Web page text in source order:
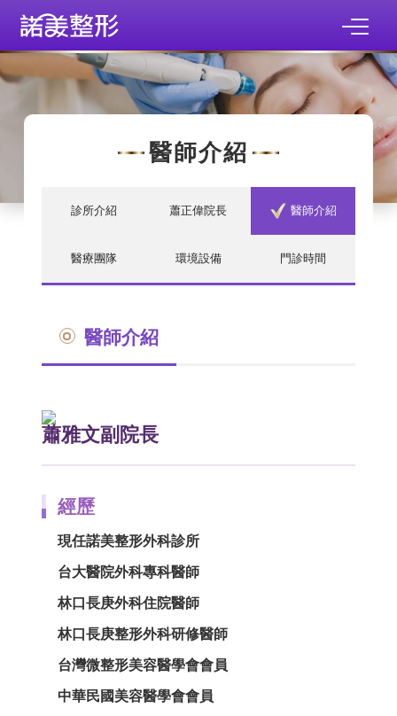
醫師介紹
診所介紹 蕭正偉院長 醫師介紹
醫療團隊 環境設備 門診時間
醫師介紹
蕭雅文副院長
經歷
現任諾美整形外科診所
台大醫院外科專科醫師
林口長庚外科住院醫師
林口長庚整形外科研修醫師
台灣微整形美容醫學會會員
中華民國美容醫學會會員